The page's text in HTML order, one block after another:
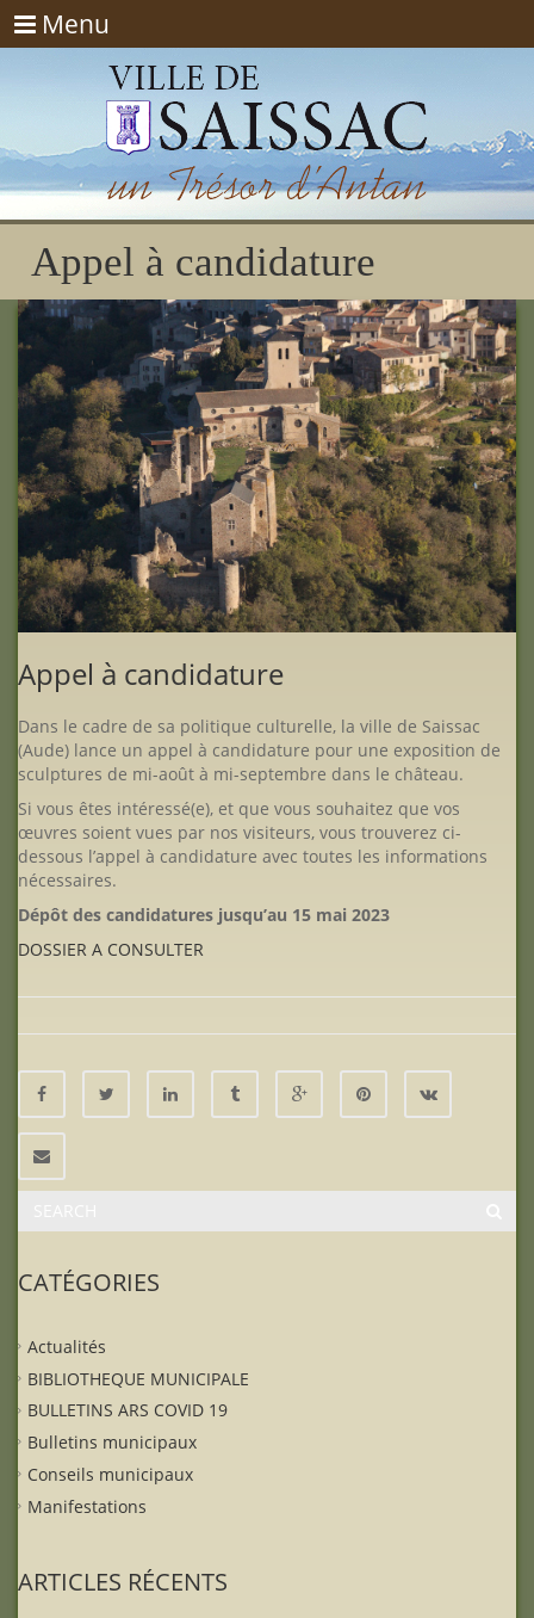
Menu
Menu
Appel à candidature
Appel à candidature
Dans le cadre de sa politique culturelle, la ville de Saissac
(Aude) lance un appel à candidature pour une exposition de
sculptures de mi-août à mi-septembre dans le château.
Si vous êtes intéressé(e), et que vous souhaitez que vos
œuvres soient vues par nos visiteurs, vous trouverez ci-
dessous l’appel à candidature avec toutes les informations
nécessaires.
Dépôt des candidatures jusqu’au 15 mai 2023
DOSSIER A CONSULTER
CATÉGORIES
Actualités
BIBLIOTHEQUE MUNICIPALE
BULLETINS ARS COVID 19
Bulletins municipaux
Conseils municipaux
Manifestations
ARTICLES RÉCENTS